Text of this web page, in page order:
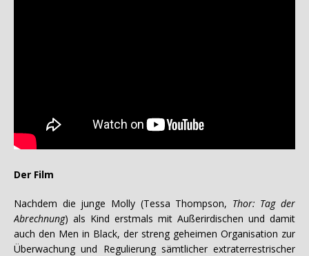
Der Film
Nachdem die junge Molly (Tessa Thompson, Thor: Tag der
Abrechnung) als Kind erstmals mit Außerirdischen und damit
auch den Men in Black, der streng geheimen Organisation zur
Überwachung und Regulierung sämtlicher extraterrestrischer